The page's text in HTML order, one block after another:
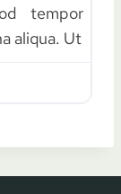
tempor
aliqua. Ut